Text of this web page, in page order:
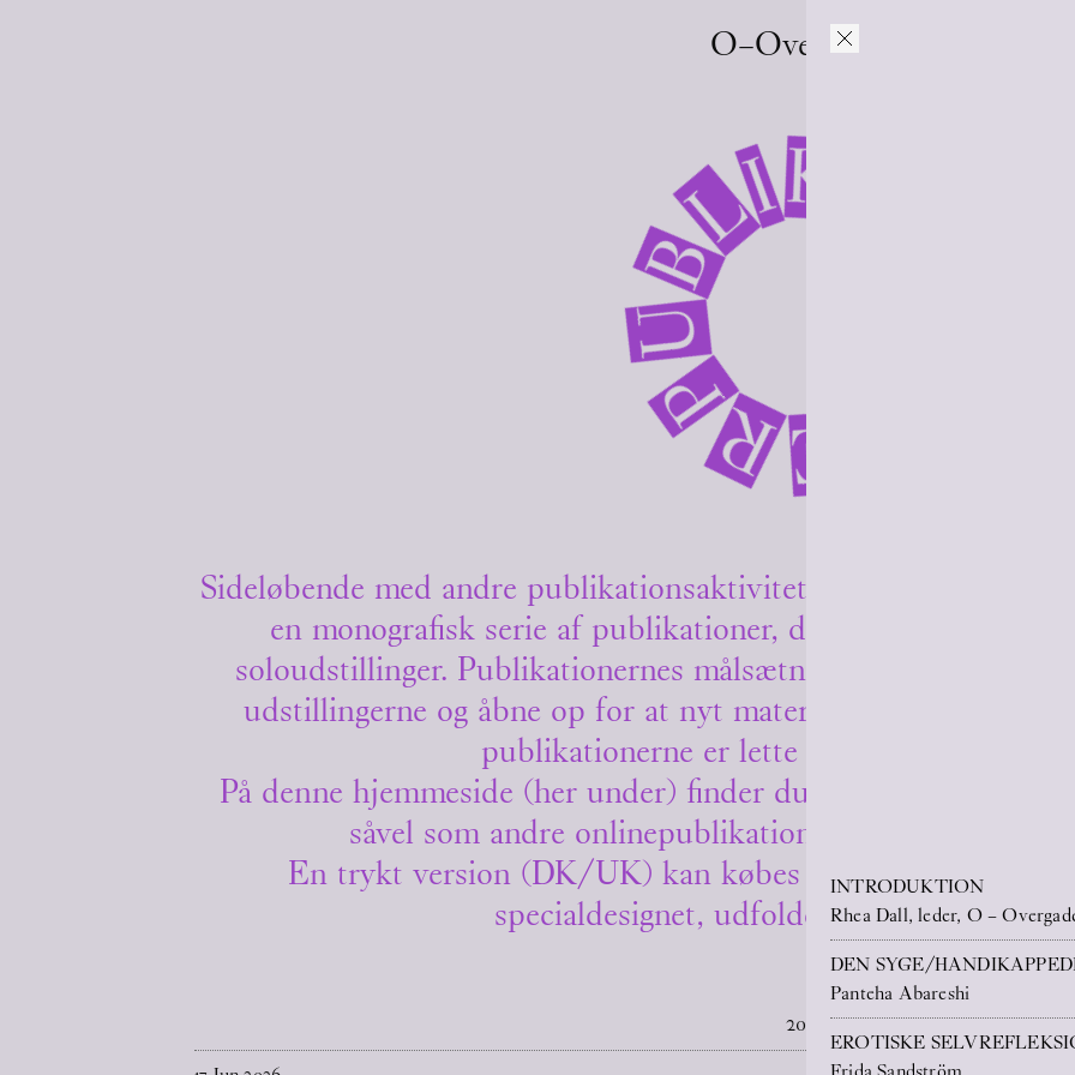
O–Overgaden
P
U
BL
N
E
R
Sideløbende med andre publikationsaktiviteter har O –
en monografisk serie af publikationer, der udgives i
soloudstillinger. Publikationernes målsætning er at udvide
udstillingerne og åbne op for at nyt materiale kan udspringe
publikationerne er lette at tilgå selv langvejs
På denne hjemmeside (her under) finder du en PDF-version af
såvel som andre onlinepublikationer, som du gratis
En trykt version (DK/UK) kan købes for 50 DKK i vores
specialdesignet, udfoldelig plakat som
2026
INTRODUKTION
Rhea Dall, leder, O –
DEN SYGE/
Panteha Abareshi
EROTISKE